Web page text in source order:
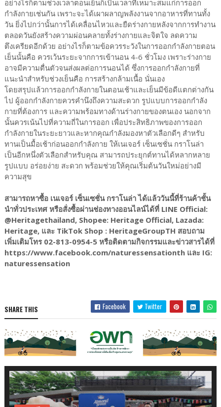
อย่างไรก็ตามช่วงเวลาตอนเย็นก็เป็นเวลาที่เหมาะสมแก่การออก
กำลังกายเช่นกัน เพราะจะได้เผาผลาญพลังงานจากอาหารที่ทานทั้ง
วัน ยิ่งไปกว่านั้นการได้เคลื่อนไหวและยืดร่างกายหลังจากการทำงาน
ตลอดวันยังสร้างความผ่อนคลายทั้งร่างกายและจิตใจ ลดความ
ตึงเครียดอีกด้วย อย่างไรก็ตามข้อควรระวังในการออกกำลังกายตอน
เย็นนั้นคือ ควรเว้นระยะจากการเข้านอน 4-6 ชั่วโมง เพราะร่างกาย
อาจมีความตื่นตัวจนส่งผลต่อการนอนได้ ซึ่งการออกกำลังกายที่
แนะนำสำหรับช่วงเย็นคือ การสร้างกล้ามเนื้อ นั่นเอง
โดยสรุปแล้วการออกกำลังกายในตอนเช้าและเย็นมีข้อดีแตกต่างกัน
ไป ผู้ออกกำลังกายควรคำนึงถึงความสะดวก รูปแบบการออกกำลัง
กายที่ต้องการ และความพร้อมทางด้านร่างกายของตนเอง นอกจาก
นั้นควรเน้นไปที่ความถี่ในการออก เพื่อประสิทธิภาพของการออก
กำลังกายในระยะยาวและหากคุณกำลังมองหาตัวเลือกดีๆ สำหรับ
ทานเป็นมื้อเช้าก่อนออกกำลังกาย ให้เนเจอร์ เซ็นเซชั่น กราโนล่า
เป็นอีกหนึ่งตัวเลือกสำหรับคุณ สามารถประยุกต์ทานได้หลากหลาย
รูปแบบ อร่อยง่าย สะดวก พร้อมช่วยให้คุณเริ่มต้นวันใหม่อย่างมี
ความสุข
สามารถหาซื้อ เนเจอร์ เซ็นเซชั่น กราโนล่า ได้แล้ววันนี้ที่ร้านค้าชั้น
นำทั่วประเทศ หรือสั่งซื้อผ่านช่องทางออนไลน์ได้ที่ LINE Official:
@Heritagethailand, Shopee: Heritage Official, Lazada:
Heritage, และ TikTok Shop : HeritageGroupTH สอบถาม
เพิ่มเติมโทร 02-813-0954-5 หรือติดตามกิจกรรมและข่าวสารได้ที่
https://www.facebook.com/naturessensationth และ IG:
naturessensation
SHARE THIS Facebook Twitter